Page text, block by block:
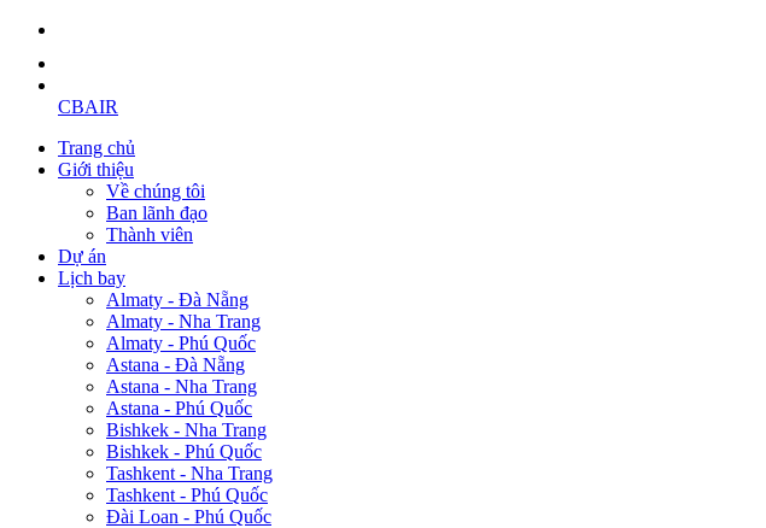
CBAIR
Trang chủ
Giới thiệu
Về chúng tôi
Ban lãnh đạo
Thành viên
Dự án
Lịch bay
Almaty - Đà Nẵng
Almaty - Nha Trang
Almaty - Phú Quốc
Astana - Đà Nẵng
Astana - Nha Trang
Astana - Phú Quốc
Bishkek - Nha Trang
Bishkek - Phú Quốc
Tashkent - Nha Trang
Tashkent - Phú Quốc
Đài Loan - Phú Quốc